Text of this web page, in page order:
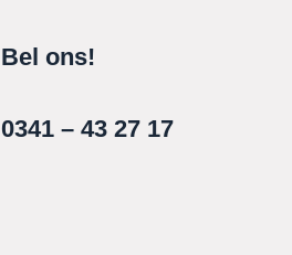
Bel ons!
0341 – 43 27 17